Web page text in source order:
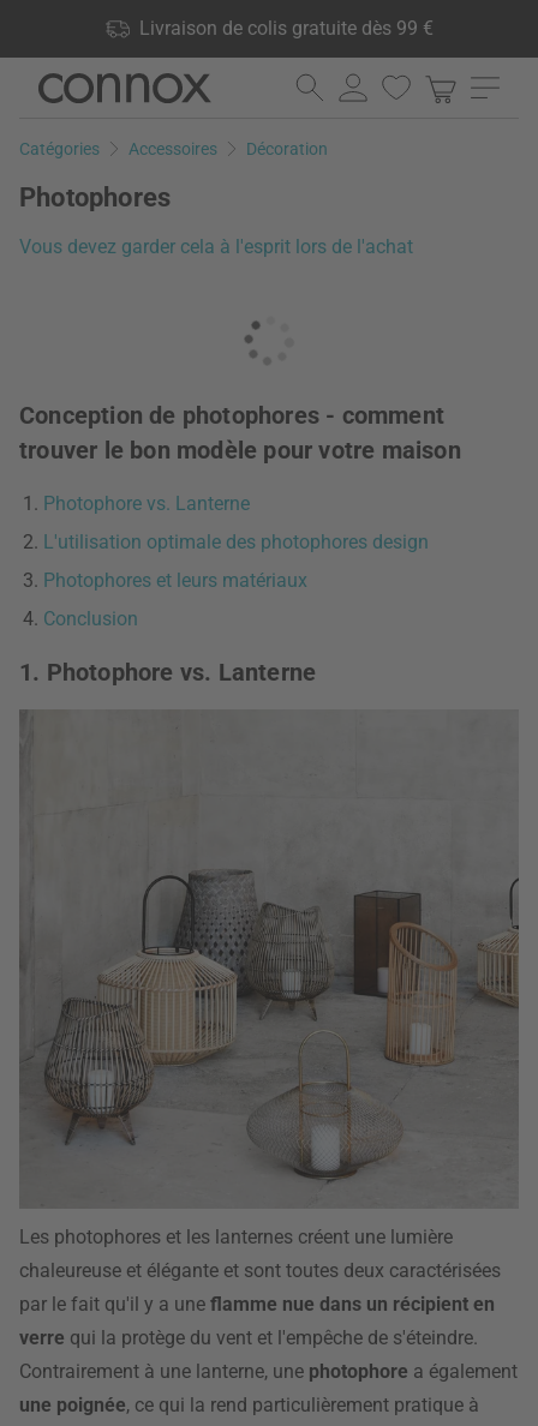
Livraison de colis gratuite dès 99 €
produits en stock, Droit de retour de 60 jours
Aller
contenu
Aller
la
Catégories Accessoires Décoration
Photophores
Vous devez garder cela à l'esprit lors de l'achat
Conception de photophores - comment
trouver le bon modèle pour votre maison
Photophore vs. Lanterne
L'utilisation optimale des photophores design
Photophores et leurs matériaux
Conclusion
1. Photophore vs. Lanterne
Les photophores et les lanternes créent une lumière
chaleureuse et élégante et sont toutes deux caractérisées
par le fait qu'il y a une flamme nue dans un récipient en
verre qui la protège du vent et l'empêche de s'éteindre.
Contrairement à une lanterne, une photophore a également
une poignée, ce qui la rend particulièrement pratique à